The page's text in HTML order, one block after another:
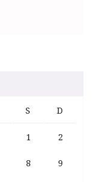
S D
1 2
8 9